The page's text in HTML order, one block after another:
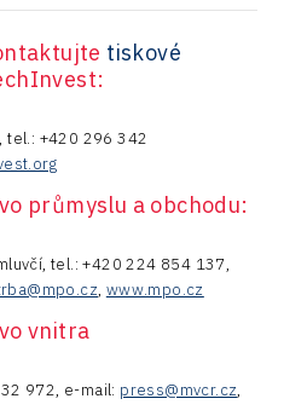
tiskové
tel.: +420 296 342
průmyslu a obchodu:
tel.: +420 224 854 137,
, www.mpo.cz
vnitra
972, e-mail: press@mvcr.cz,